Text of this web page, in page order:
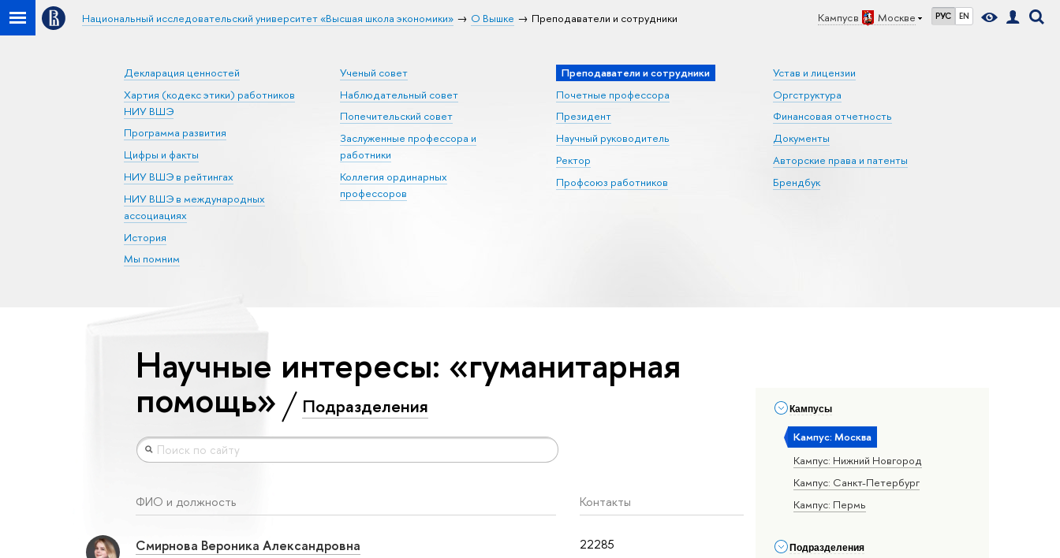
Кампус в Москве РУС EN
Национальный исследовательский университет «Высшая школа экономики» О Вышке Преподаватели и сотрудники
Декларация ценностей
Хартия (кодекс этики) работников
НИУ ВШЭ
Программа развития
Цифры и факты
НИУ ВШЭ в рейтингах
НИУ ВШЭ в международных
ассоциациях
История
Мы помним
Ученый совет
Наблюдательный совет
Попечительский совет
Заслуженные профессора и
работники
Коллегия ординарных
профессоров
Преподаватели и сотрудники
Почетные профессора
Президент
Научный руководитель
Ректор
Профсоюз работников
Устав и лицензии
Оргструктура
Финансовая отчетность
Документы
Авторские права и патенты
Брендбук
Кампусы
Кампус: Москва
Кампус: Нижний Новгород
Кампус: Санкт-Петербург
Кампус: Пермь
Подразделения
Научные интересы: «гуманитарная
помощь» Подразделения
ФИО и должность Контакты
22285
Смирнова Вероника Александровна